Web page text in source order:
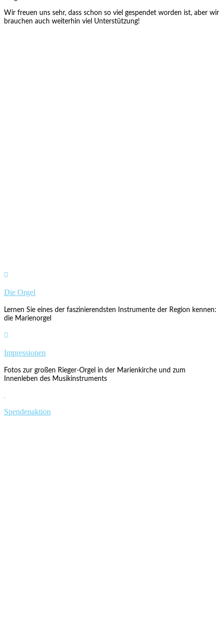
Wir freuen uns sehr, dass schon so viel gespendet worden ist, aber wir
brauchen auch weiterhin viel Unterstützung!

Die Orgel
Lernen Sie eines der faszinierendsten Instrumente der Region kennen:
die Marienorgel

Impressionen
Fotos zur großen Rieger-Orgel in der Marienkirche und zum
Innenleben des Musikinstruments
Spendenaktion